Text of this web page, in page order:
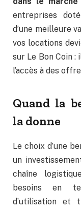
entreprises
d’une meilleure
vos locations
sur Le Bon Coin
l’accès à des
Quand la
la donne
Le choix d’une
un
chaîne
besoins en
d’utilisation et